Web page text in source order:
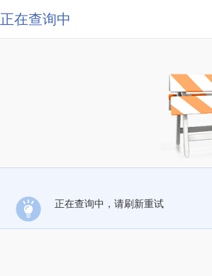
正在查询中
正在查询中，请刷新重试